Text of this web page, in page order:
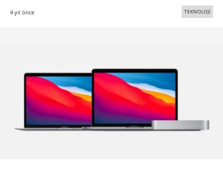
4 yıl önce TEKNOLOJİ